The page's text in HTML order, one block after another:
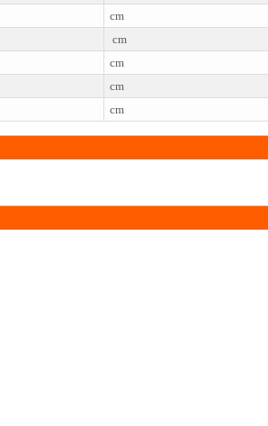
cm
cm
cm
cm
cm